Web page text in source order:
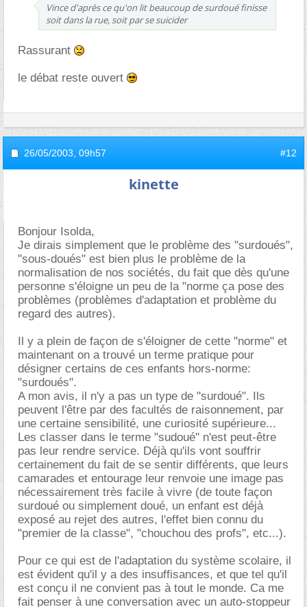
Vince d'après ce qu'on lit beaucoup de surdoué finisse
soit dans la rue, soit par se suicider
Rassurant
le débat reste ouvert
26/05/2003, 09h57 #12
kinette
Bonjour Isolda,
Je dirais simplement que le problème des "surdoués",
"sous-doués" est bien plus le problème de la
normalisation de nos sociétés, du fait que dès qu'une
personne s'éloigne un peu de la "norme ça pose des
problèmes (problèmes d'adaptation et problème du
regard des autres).
Il y a plein de façon de s'éloigner de cette "norme" et
maintenant on a trouvé un terme pratique pour
désigner certains de ces enfants hors-norme:
"surdoués".
A mon avis, il n'y a pas un type de "surdoué". Ils
peuvent l'être par des facultés de raisonnement, par
une certaine sensibilité, une curiosité supérieure...
Les classer dans le terme "sudoué" n'est peut-être
pas leur rendre service. Déjà qu'ils vont souffrir
certainement du fait de se sentir différents, que leurs
camarades et entourage leur renvoie une image pas
nécessairement très facile à vivre (de toute façon
surdoué ou simplement doué, un enfant est déjà
exposé au rejet des autres, l'effet bien connu du
"premier de la classe", "chouchou des profs", etc...).
Pour ce qui est de l'adaptation du système scolaire, il
est évident qu'il y a des insuffisances, et que tel qu'il
est conçu il ne convient pas à tout le monde. Ca me
fait penser à une conversation avec un auto-stoppeur